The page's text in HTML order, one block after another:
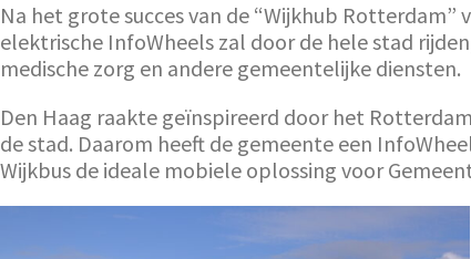
Na het grote succes van de “Wijkhub
elektrische InfoWheels zal door de hele stad
medische zorg en andere gemeentelijke diensten.
Den Haag raakte geïnspireerd door het
de stad. Daarom heeft de gemeente een
Wijkbus de ideale mobiele oplossing voor